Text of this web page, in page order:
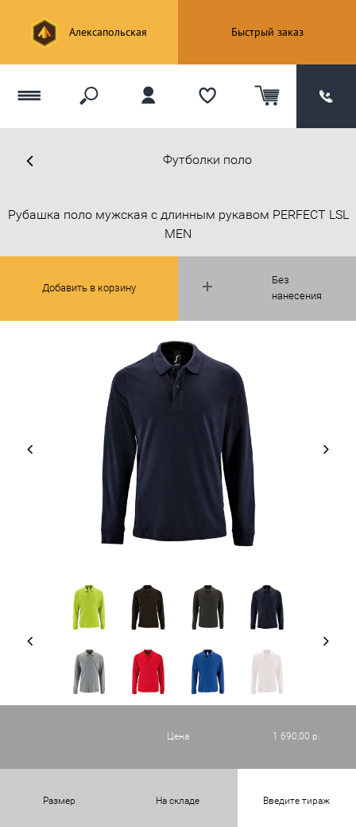
Алексапольская Быстрый заказ
Футболки поло
Без
нанесения
Рубашка поло мужская с длинным рукавом PERFECT LSL
MEN
Добавить в корзину
Цена 1 690,00 р.
Размер На складе Введите тираж